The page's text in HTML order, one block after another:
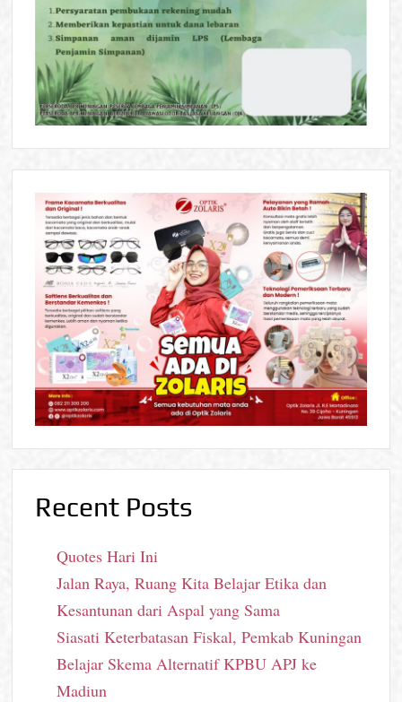
Recent Posts
Quotes Hari Ini
Jalan Raya, Ruang Kita Belajar Etika dan
Kesantunan dari Aspal yang Sama
Siasati Keterbatasan Fiskal, Pemkab Kuningan
Belajar Skema Alternatif KPBU APJ ke
Madiun